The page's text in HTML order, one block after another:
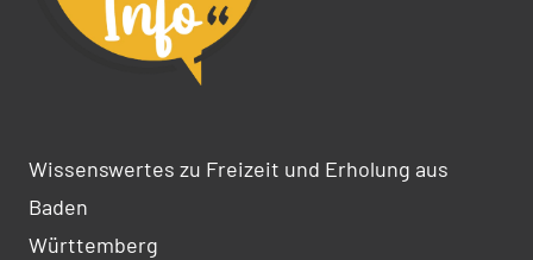
Wissenswertes zu Freizeit und Erholung aus
Baden
Württemberg